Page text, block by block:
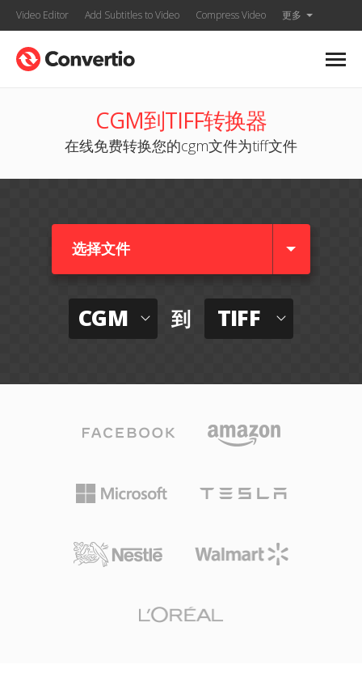
Video Editor Add Subtitles to Video Compress Video 更多
CGM到TIFF转换器
在线免费转换您的cgm文件为tiff文件
选择文件
CGM 到 TIFF